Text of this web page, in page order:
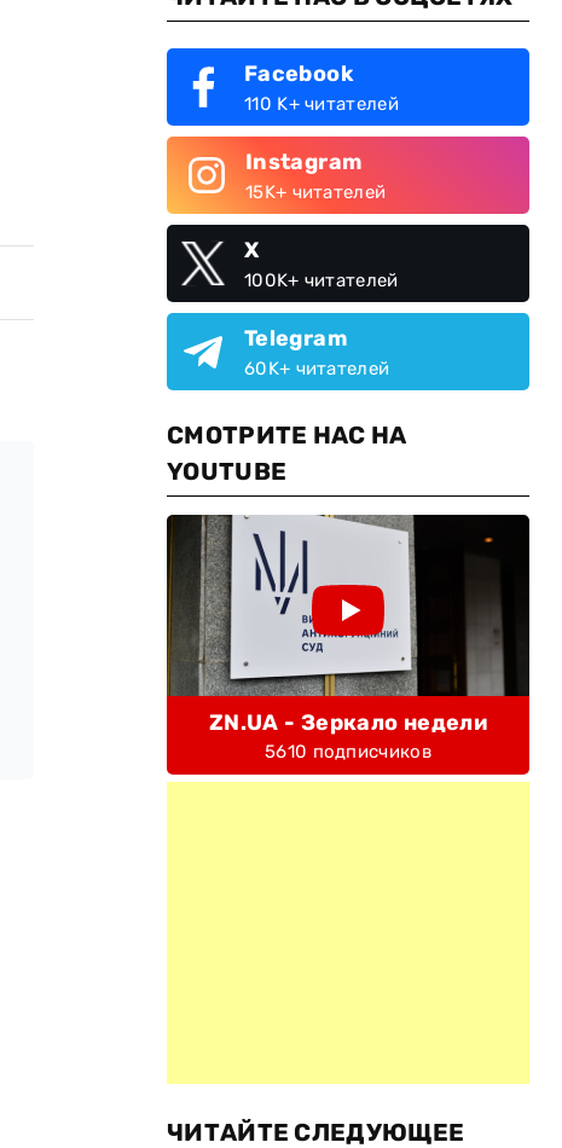
Facebook
110 K+ читателей
Instagram
15K+ читателей
X
100K+ читателей
Telegram
60K+ читателей
СМОТРИТЕ НАС НА
YOUTUBE
ZN.UA - Зеркало недели
5610 подписчиков
ЧИТАЙТЕ СЛЕДУЮЩЕЕ